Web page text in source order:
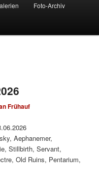
Foto-Archiv
Frühauf
Aephanemer,
Stillbirth, Servant,
Old Ruins, Pentarium,